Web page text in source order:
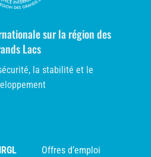
sur la région des
Lacs
la stabilité et le
Offres d’emploi